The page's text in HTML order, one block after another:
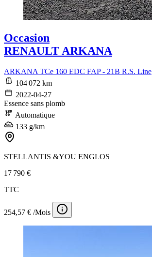
Occasion
RENAULT ARKANA
ARKANA TCe 160 EDC FAP - 21B R.S. Line
104 072 km
2022-04-27
Essence sans plomb
Automatique
133 g/km
STELLANTIS &YOU ENGLOS
17 790 €
TTC
254,57 € /Mois